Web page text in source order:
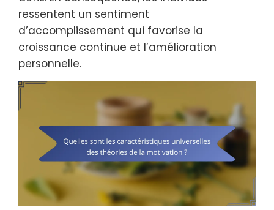
ressentent un sentiment
d’accomplissement qui favorise la
croissance continue et l’amélioration
personnelle.